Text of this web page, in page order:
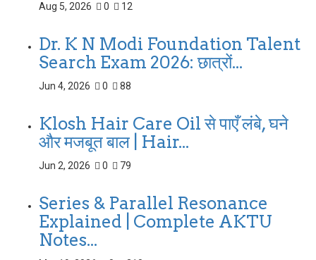
Aug 5, 2026 0 12
Dr. K N Modi Foundation Talent
Search Exam 2026: छात्रों...
Jun 4, 2026 0 88
Klosh Hair Care Oil से पाएँ लंबे, घने
और मजबूत बाल | Hair...
Jun 2, 2026 0 79
Series & Parallel Resonance
Explained | Complete AKTU
Notes...